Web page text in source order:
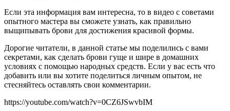
Если эта информация вам интересна, то в видео с советами
опытного мастера вы сможете узнать, как правильно
выщипывать брови для достижения красивой формы.
Дорогие читатели, в данной статье мы поделились с вами
секретами, как сделать брови гуще и шире в домашних
условиях с помощью народных средств. Если у вас есть что
добавить или вы хотите поделиться личным опытом, не
стесняйтесь оставлять свои комментарии.
https://youtube.com/watch?v=0CZ6JSwvbIM